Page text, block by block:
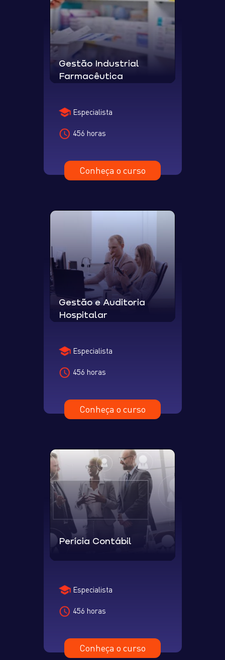
Gestão Industrial
Farmacêutica
Especialista
456 horas
Conheça o curso
Gestão e Auditoria
Hospitalar
Especialista
456 horas
Conheça o curso
Perícia Contábil
Especialista
456 horas
Conheça o curso